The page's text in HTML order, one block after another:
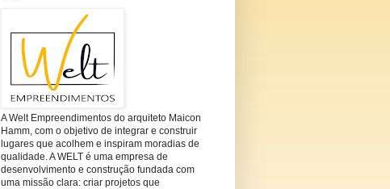
A Welt Empreendimentos do arquiteto Maicon
Hamm, com o objetivo de integrar e construir
lugares que acolhem e inspiram moradias de
qualidade. A WELT é uma empresa de
desenvolvimento e construção fundada com
uma missão clara: criar projetos que